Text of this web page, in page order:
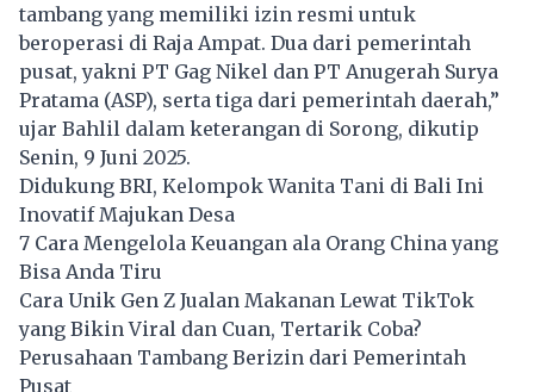
tambang yang memiliki izin resmi untuk
beroperasi di Raja Ampat. Dua dari pemerintah
pusat, yakni PT Gag Nikel dan PT Anugerah Surya
Pratama (ASP), serta tiga dari pemerintah daerah,”
ujar Bahlil dalam keterangan di Sorong, dikutip
Senin, 9 Juni 2025.
Didukung BRI, Kelompok Wanita Tani di Bali Ini
Inovatif Majukan Desa
7 Cara Mengelola Keuangan ala Orang China yang
Bisa Anda Tiru
Cara Unik Gen Z Jualan Makanan Lewat TikTok
yang Bikin Viral dan Cuan, Tertarik Coba?
Perusahaan Tambang Berizin dari Pemerintah
Pusat